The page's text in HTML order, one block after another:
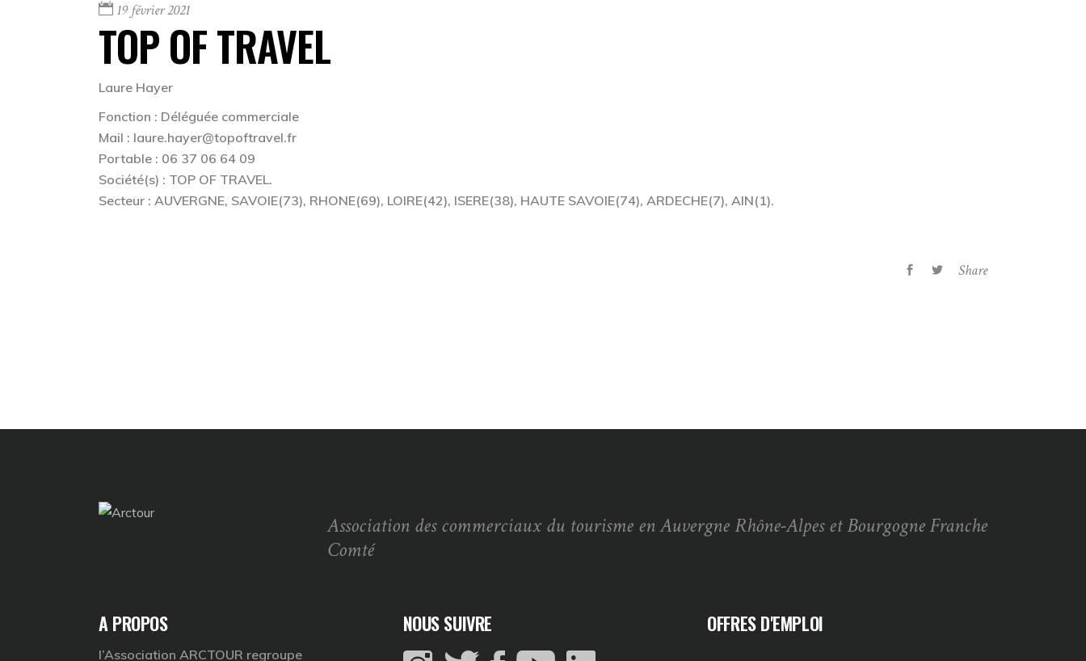
19 février 2021
TOP OF TRAVEL
Laure Hayer
Fonction : Déléguée commerciale
Mail : laure.hayer@topoftravel.fr
Portable : 06 37 06 64 09
Société(s) : TOP OF TRAVEL.
Secteur : AUVERGNE, SAVOIE(73), RHONE(69), LOIRE(42), ISERE(38), HAUTE SAVOIE(74), ARDECHE(7), AIN(1).
Share
Association des commerciaux du tourisme en Auvergne Rhône-Alpes et Bourgogne Franche
Comté
A PROPOS
l’Association ARCTOUR regroupe
NOUS SUIVRE OFFRES D'EMPLOI